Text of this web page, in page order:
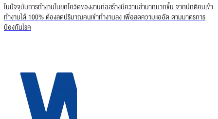
ในปัจจุบันการทำงานในยุคโควิดของงานก่อสร้างมีความลำบากมากขึ้น จากปกติคนเข้า
ทำงานได้ 100% ต้องลดปริมาณคนเข้าทำงานลง เพื่อลดความแออัด ตามมาตรการ
ป้องกันโรค